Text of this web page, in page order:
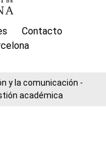
Contacto
y la comunicación -
académica